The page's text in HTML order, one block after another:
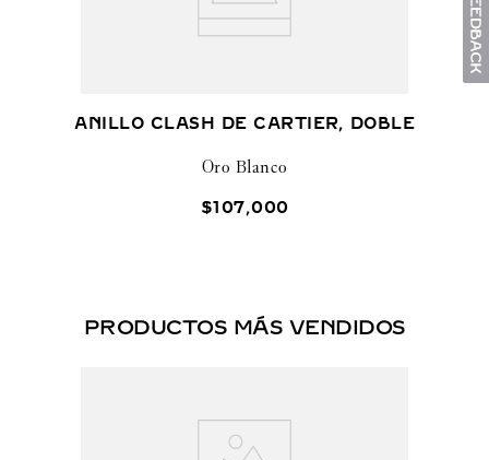
ANILLO CLASH DE CARTIER, DOBLE
Oro Blanco
$107,000
PRODUCTOS MÁS VENDIDOS